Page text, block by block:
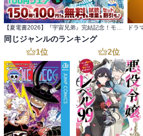
同じジャンルのランキング
1位 2位